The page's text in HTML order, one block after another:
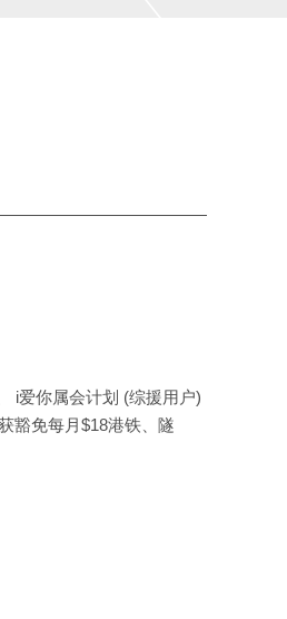
i爱你属会计划 (综援用户)
豁免每月$18港铁、隧